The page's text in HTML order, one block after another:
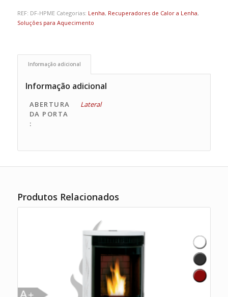
REF: DF-HPME Categorias: Lenha, Recuperadores de Calor a Lenha,
Soluções para Aquecimento
Informação adicional
Informação adicional
ABERTURA
DA PORTA
:
Lateral
Produtos Relacionados